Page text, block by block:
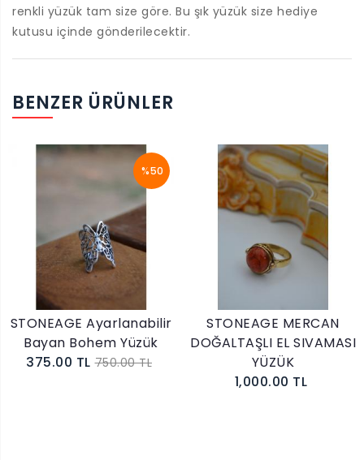
renkli yüzük tam size göre. Bu şık yüzük size hediye
kutusu içinde gönderilecektir.
BENZER ÜRÜNLER
%50
STONEAGE Ayarlanabilir
Bayan Bohem Yüzük
375.00 TL 750.00 TL
STONEAGE MERCAN
DOĞALTAŞLI EL SIVAMASI
YÜZÜK
1,000.00 TL